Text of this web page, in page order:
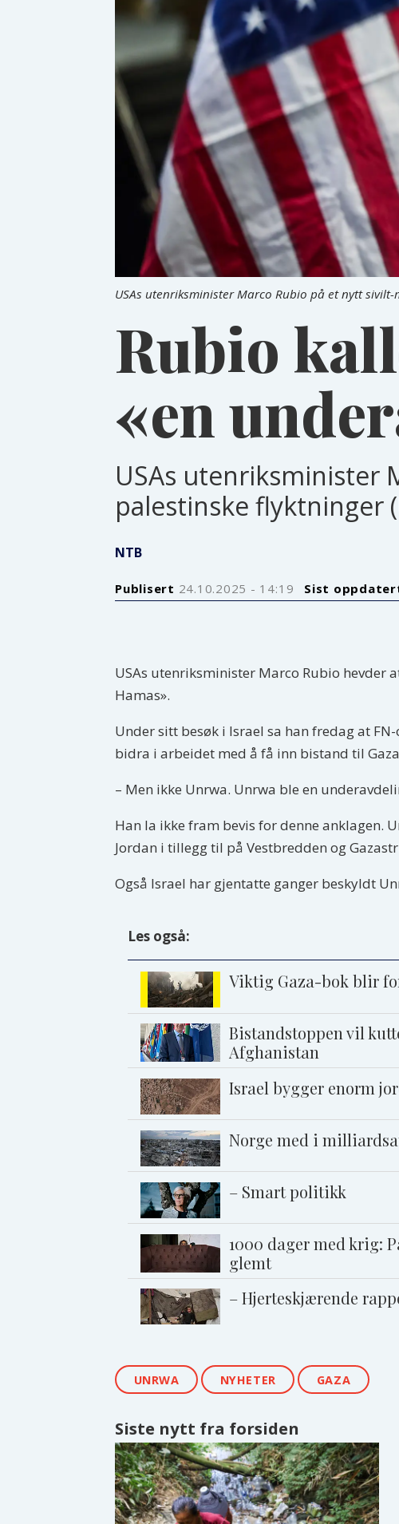
USAs utenriksminister Marco Rubio på et nytt
Rubio
«en
USAs utenriksminister
palestinske flyktninger
NTB
Publisert 24.10.2025 - 14:19 Sist
USAs utenriksminister Marco Rubio hevder
Hamas».
Under sitt besøk i Israel sa han fredag at
bidra i arbeidet med å få inn bistand til
– Men ikke Unrwa. Unrwa ble en
Han la ikke fram bevis for denne anklagen.
Jordan i tillegg til på Vestbredden og
Også Israel har gjentatte ganger beskyldt
Les også:
Viktig Gaza-bok blir
Bistandstoppen vil
Afghanistan
Israel bygger enorm
Norge med i
– Smart politikk
1000 dager med krig:
glemt
– Hjerteskjærende
UNRWA NYHETER GAZA
Siste nytt fra forsiden